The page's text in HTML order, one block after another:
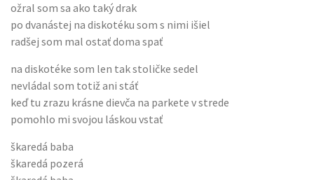
ožral som sa ako taký drak
po dvanástej na diskotéku som s nimi išiel
radšej som mal ostať doma spať
na diskotéke som len tak stoličke sedel
nevládal som totiž ani stáť
keď tu zrazu krásne dievča na parkete v strede
pomohlo mi svojou láskou vstať
škaredá baba
škaredá pozerá